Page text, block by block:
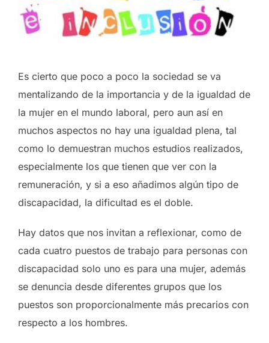
Es cierto que poco a poco la sociedad se va
mentalizando de la importancia y de la igualdad de
la mujer en el mundo laboral, pero aun así en
muchos aspectos no hay una igualdad plena, tal
como lo demuestran muchos estudios realizados,
especialmente los que tienen que ver con la
remuneración, y si a eso añadimos algún tipo de
discapacidad, la dificultad es el doble.
Hay datos que nos invitan a reflexionar, como de
cada cuatro puestos de trabajo para personas con
discapacidad solo uno es para una mujer, además
se denuncia desde diferentes grupos que los
puestos son proporcionalmente más precarios con
respecto a los hombres.